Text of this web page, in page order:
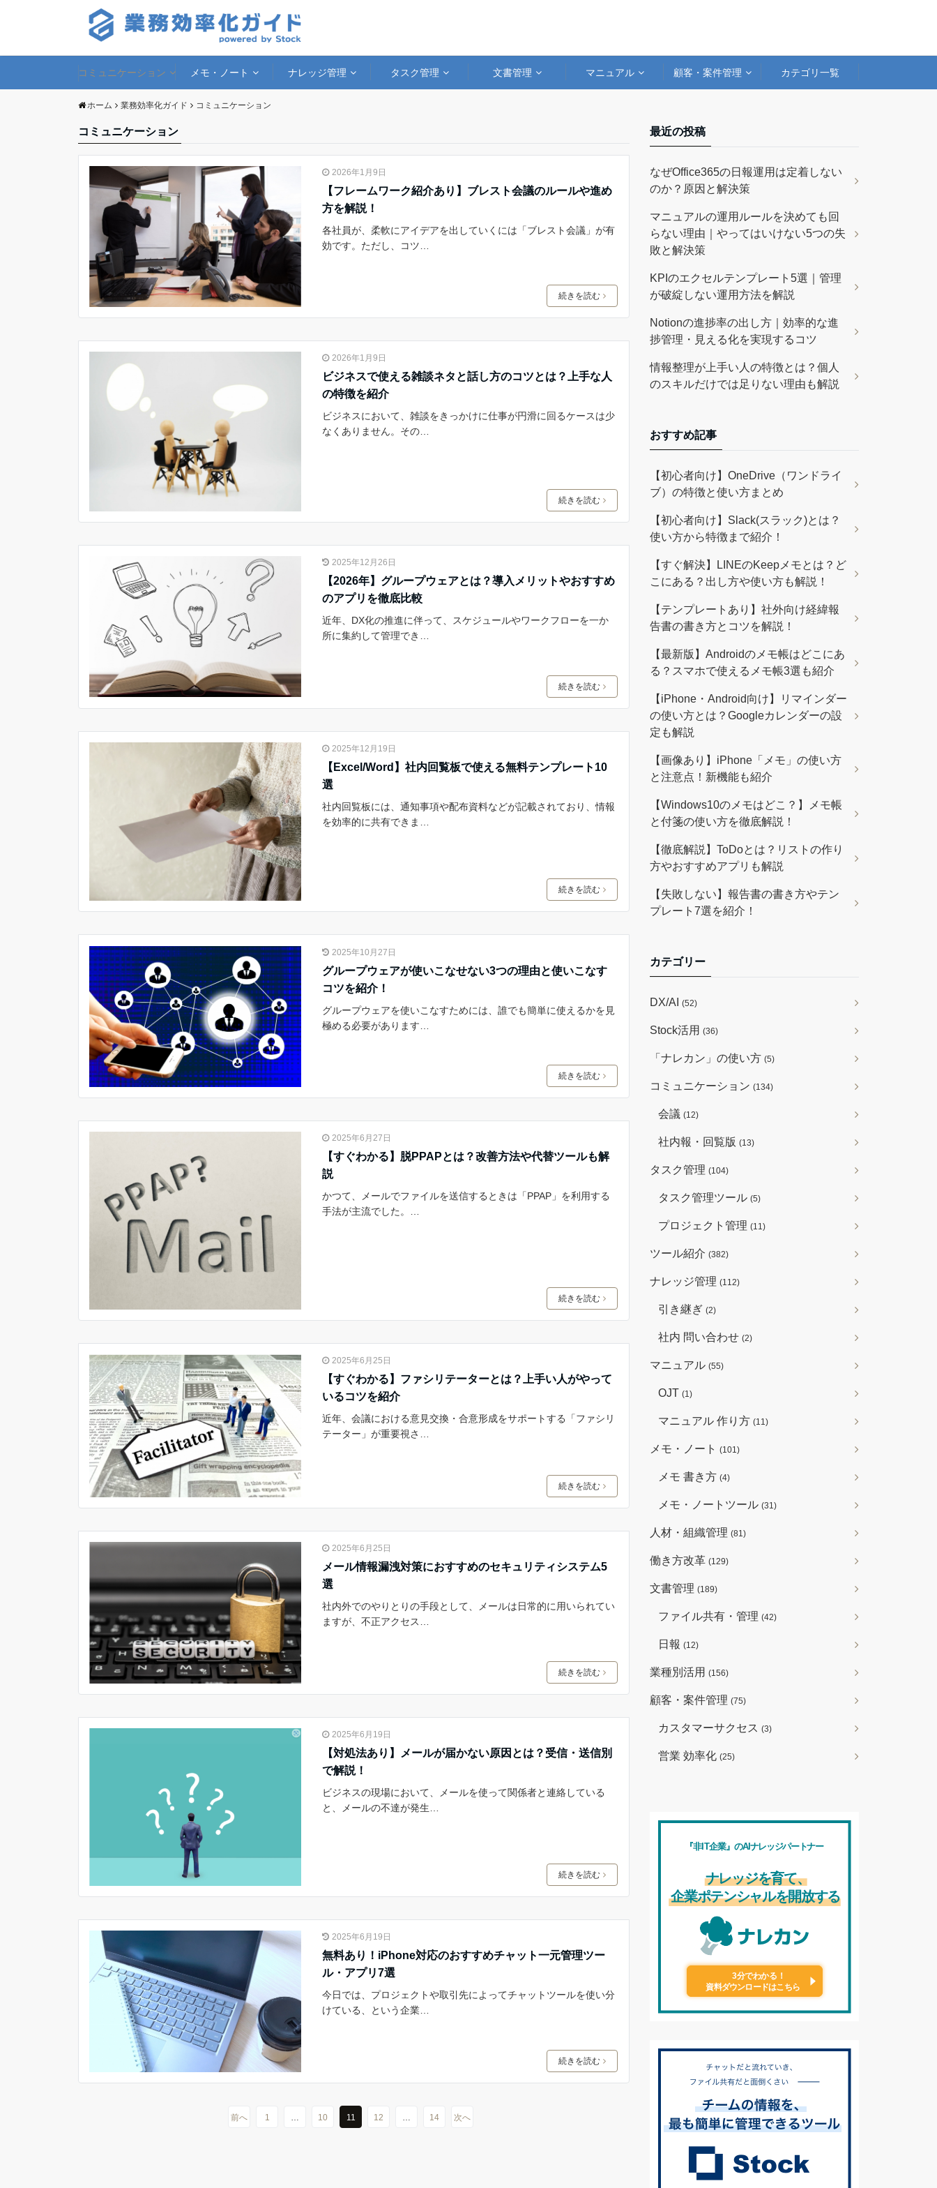
コミュニケーション メモ・ノート ナレッジ管理 タスク管理 文書管理 マニュアル 顧客・案件管理 カテゴリ一覧
ホーム 業務効率化ガイド コミュニケーション
コミュニケーション
2026年1月9日
【フレームワーク紹介あり】ブレスト会議のルールや進め
方を解説！
各社員が、柔軟にアイデアを出していくには「ブレスト会議」が有
効です。ただし、コツ…
続きを読む
2026年1月9日
ビジネスで使える雑談ネタと話し方のコツとは？上手な人
の特徴を紹介
ビジネスにおいて、雑談をきっかけに仕事が円滑に回るケースは少
なくありません。その…
続きを読む
2025年12月26日
【2026年】グループウェアとは？導入メリットやおすすめ
のアプリを徹底比較
近年、DX化の推進に伴って、スケジュールやワークフローを一か
所に集約して管理でき…
続きを読む
2025年12月19日
【Excel/Word】社内回覧板で使える無料テンプレート10
選
社内回覧板には、通知事項や配布資料などが記載されており、情報
を効率的に共有できま…
続きを読む
2025年10月27日
グループウェアが使いこなせない3つの理由と使いこなす
コツを紹介！
グループウェアを使いこなすためには、誰でも簡単に使えるかを見
極める必要があります…
続きを読む
2025年6月27日
【すぐわかる】脱PPAPとは？改善方法や代替ツールも解
説
かつて、メールでファイルを送信するときは「PPAP」を利用する
手法が主流でした。…
続きを読む
2025年6月25日
【すぐわかる】ファシリテーターとは？上手い人がやって
いるコツを紹介
近年、会議における意見交換・合意形成をサポートする「ファシリ
テーター」が重要視さ…
続きを読む
2025年6月25日
メール情報漏洩対策におすすめのセキュリティシステム5
選
社内外でのやりとりの手段として、メールは日常的に用いられてい
ますが、不正アクセス…
続きを読む
2025年6月19日
【対処法あり】メールが届かない原因とは？受信・送信別
で解説！
ビジネスの現場において、メールを使って関係者と連絡している
と、メールの不達が発生…
続きを読む
2025年6月19日
無料あり！iPhone対応のおすすめチャット一元管理ツー
ル・アプリ7選
今日では、プロジェクトや取引先によってチャットツールを使い分
けている、という企業…
続きを読む
前へ 1 … 10 11 12 … 14 次へ
最近の投稿
なぜOffice365の日報運用は定着しない
のか？原因と解決策
マニュアルの運用ルールを決めても回
らない理由｜やってはいけない5つの失
敗と解決策
KPIのエクセルテンプレート5選｜管理
が破綻しない運用方法を解説
Notionの進捗率の出し方｜効率的な進
捗管理・見える化を実現するコツ
情報整理が上手い人の特徴とは？個人
のスキルだけでは足りない理由も解説
おすすめ記事
【初心者向け】OneDrive（ワンドライ
ブ）の特徴と使い方まとめ
【初心者向け】Slack(スラック)とは？
使い方から特徴まで紹介！
【すぐ解決】LINEのKeepメモとは？ど
こにある？出し方や使い方も解説！
【テンプレートあり】社外向け経緯報
告書の書き方とコツを解説！
【最新版】Androidのメモ帳はどこにあ
る？スマホで使えるメモ帳3選も紹介
【iPhone・Android向け】リマインダー
の使い方とは？Googleカレンダーの設
定も解説
【画像あり】iPhone「メモ」の使い方
と注意点！新機能も紹介
【Windows10のメモはどこ？】メモ帳
と付箋の使い方を徹底解説！
【徹底解説】ToDoとは？リストの作り
方やおすすめアプリも解説
【失敗しない】報告書の書き方やテン
プレート7選を紹介！
カテゴリー
DX/AI (52)
Stock活用 (36)
「ナレカン」の使い方 (5)
コミュニケーション (134)
会議 (12)
社内報・回覧版 (13)
タスク管理 (104)
タスク管理ツール (5)
プロジェクト管理 (11)
ツール紹介 (382)
ナレッジ管理 (112)
引き継ぎ (2)
社内 問い合わせ (2)
マニュアル (55)
OJT (1)
マニュアル 作り方 (11)
メモ・ノート (101)
メモ 書き方 (4)
メモ・ノートツール (31)
人材・組織管理 (81)
働き方改革 (129)
文書管理 (189)
ファイル共有・管理 (42)
日報 (12)
業種別活用 (156)
顧客・案件管理 (75)
カスタマーサクセス (3)
営業 効率化 (25)